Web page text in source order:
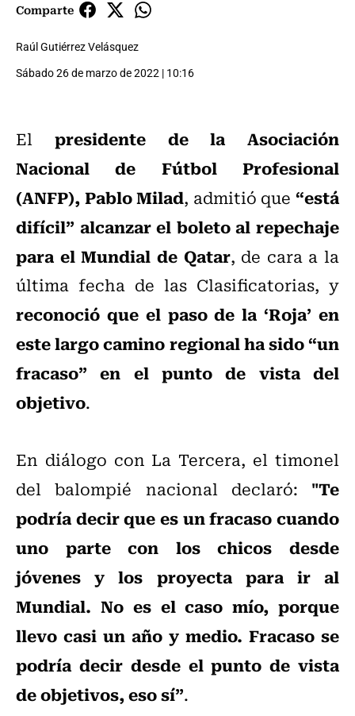
Comparte
Raúl Gutiérrez Velásquez
Sábado 26 de marzo de 2022 | 10:16
El presidente de la Asociación
Nacional de Fútbol Profesional
(ANFP), Pablo Milad, admitió que“está
difícil” alcanzar el boleto al repechaje
para el Mundial de Qatar, de cara a la
última fecha de las Clasificatorias, y
reconoció que el paso de la ‘Roja’ en
este largo camino regional ha sido “un
fracaso” en el punto de vista del
objetivo.
En diálogo con La Tercera, el timonel
del balompié nacional declaró: "Te
podría decir que es un fracaso cuando
uno parte con los chicos desde
jóvenes y los proyecta para ir al
Mundial. No es el caso mío, porque
llevo casi un año y medio. Fracaso se
podría decir desde el punto de vista
de objetivos, eso sí”.